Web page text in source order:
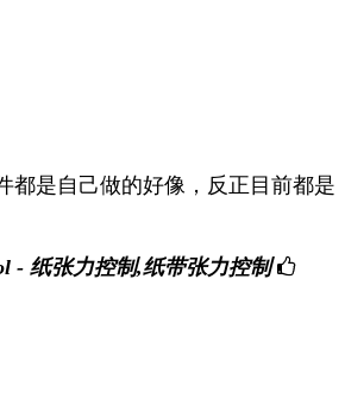
都是自己做的好像，反正目前都是
- 纸张力控制,纸带张力控制